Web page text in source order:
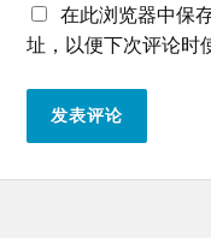
在此浏览器中保
址，以便下次评论时